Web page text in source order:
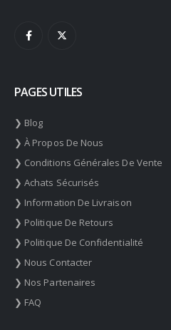
PAGES UTILES
❯ Blog
❯ À Propos De Nous
❯ Conditions Générales De Vente
❯ Achats Sécurisés
❯ Information De Livraison
❯ Politique De Retours
❯ Politique De Confidentialité
❯ Nous Contacter
❯ Nos Partenaires
❯ FAQ